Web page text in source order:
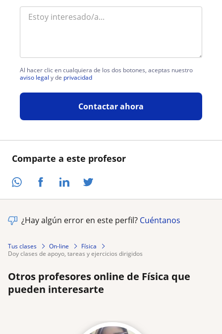
Comparte a este profesor
Al hacer clic en cualquiera de los dos botones, aceptas nuestro
aviso legal y de privacidad
Contactar ahora
¿Hay algún error en este perfil? Cuéntanos
Tus clases On-line
Física
doy clases de apoyo, tareas y ejercicios dirigidos
Otros profesores online de Física que
pueden interesarte